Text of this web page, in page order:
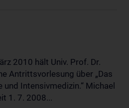
2010 hält Univ. Prof. Dr.
Antrittsvorlesung über „Das
Intensivmedizin.“ Michael
1. 7. 2008...